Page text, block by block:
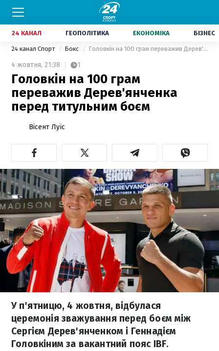
24 КАНАЛ ГЕОПОЛІТИКА ЕКОНОМІКА БІЗНЕС
24 канал Спорт Бокс Головкін на 100 грам переважив Дерев'янченка перед титульним боєм
4 жовтня, 21:38 1
Головкін на 100 грам
переважив Дерев'янченка
перед титульним боєм
Вісент Луїс
У п'ятницю, 4 жовтня, відбулася
церемонія зважування перед боєм між
Сергієм Дерев'янченком і Геннадієм
Головкіним за вакантний пояс IBF.